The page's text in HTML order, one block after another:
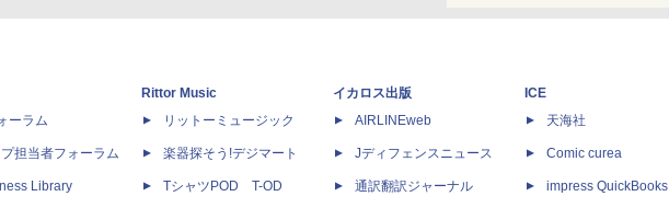
ーラム
担当者フォーラム
Library
Rittor Music
リットーミュージック
楽器探そう!デジマート
TシャツPOD T-OD
イカロス出版
AIRLINEweb
Jディフェンスニュース
通訳翻訳ジャーナル
ICE
天海社
Comic curea
impress QuickBooks